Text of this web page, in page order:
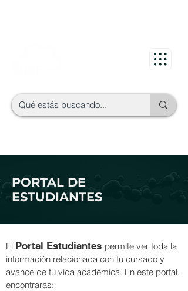
PORTAL DE
ESTUDIANTES
El Portal Estudiantes permite ver toda la
información relacionada con tu cursado y
avance de tu vida académica. En este portal,
encontrarás: